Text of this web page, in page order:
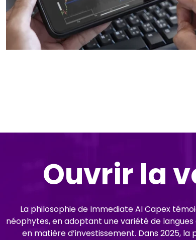
Ouvrir la
La philosophie de Immediate AI Capex
néophytes, en adoptant une variété de
en matière d’investissement. Dans 2025,